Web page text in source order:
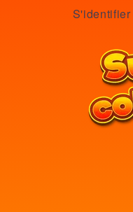
S'identifier